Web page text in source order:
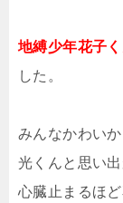
地縛少年花子
した。
みんなかわいか
光くんと思い
心臓止まるほ